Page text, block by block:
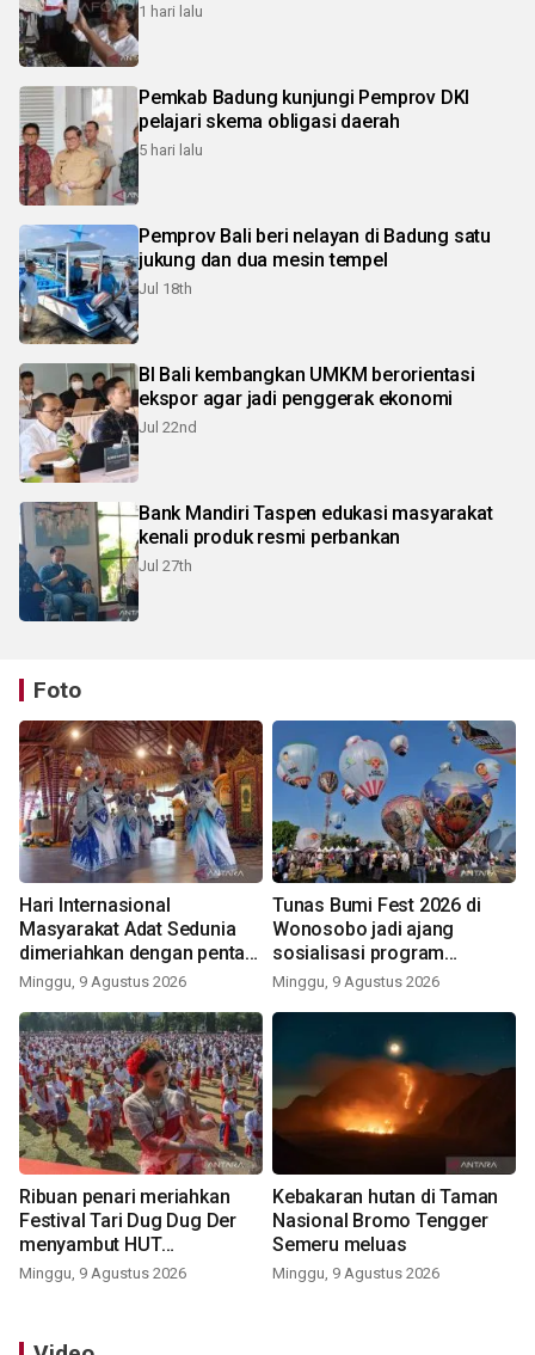
1 hari lalu
Pemkab Badung kunjungi Pemprov DKI
pelajari skema obligasi daerah
5 hari lalu
Pemprov Bali beri nelayan di Badung satu
jukung dan dua mesin tempel
Jul 18th
BI Bali kembangkan UMKM berorientasi
ekspor agar jadi penggerak ekonomi
Jul 22nd
Bank Mandiri Taspen edukasi masyarakat
kenali produk resmi perbankan
Jul 27th
Foto
Hari Internasional
Masyarakat Adat Sedunia
dimeriahkan dengan pentas
seni budaya Bali
Minggu, 9 Agustus 2026
Tunas Bumi Fest 2026 di
Wonosobo jadi ajang
sosialisasi program
pemerintah lewat balon
Minggu, 9 Agustus 2026
Ribuan penari meriahkan
Festival Tari Dug Dug Der
menyambut HUT
Kemerdekaan
Minggu, 9 Agustus 2026
Kebakaran hutan di Taman
Nasional Bromo Tengger
Semeru meluas
Minggu, 9 Agustus 2026